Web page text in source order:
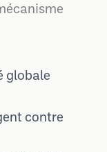
globale
contre